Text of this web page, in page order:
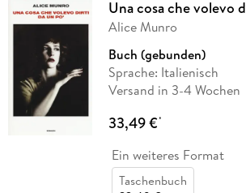
Una cosa che volevo
Alice Munro
Buch (gebunden)
Sprache: Italienisch
Versand in 3-4 Wochen
33,49 €*
Ein weiteres Format
Taschenbuch